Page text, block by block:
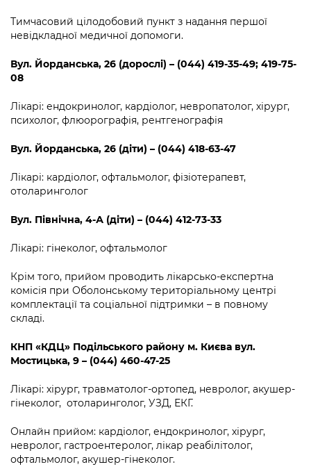
Тимчасовий цілодобовий пункт з надання першої
невідкладної медичної допомоги.
Вул. Йорданська, 26 (дорослі) – (044) 419-35-49; 419-75-
08
Лікарі: ендокринолог, кардіолог, невропатолог, хірург,
психолог, флюорографія, рентгенографія
Вул. Йорданська, 26 (діти) – (044) 418-63-47
Лікарі: кардіолог, офтальмолог, фізіотерапевт,
отоларинголог
Вул. Північна, 4-А (діти) – (044) 412-73-33
Лікарі: гінеколог, офтальмолог
Крім того, прийом проводить лікарсько-експертна
комісія при Оболонському територіальному центрі
комплектації та соціальної підтримки – в повному
складі.
КНП «КДЦ» Подільського району м. Києва вул.
Мостицька, 9 – (044) 460-47-25
Лікарі: хірург, травматолог-ортопед, невролог, акушер-
гінеколог, отоларинголог, УЗД, ЕКГ.
Онлайн прийом: кардіолог, ендокринолог, хірург,
невролог, гастроентеролог, лікар реабілітолог,
офтальмолог, акушер-гінеколог.